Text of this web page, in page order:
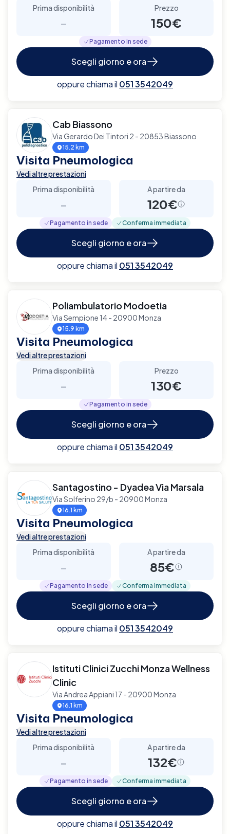
Prima disponibilità
-
Prezzo
150€
Pagamento in sede
Scegli giorno e ora
oppure chiama il 051 3542049
Cab Biassono
Via Gerardo Dei Tintori 2 - 20853 Biassono
15.2 km
Visita Pneumologica
Vedi altre prestazioni
Prima disponibilità
-
A partire da
120€
Pagamento in sede Conferma immediata
Scegli giorno e ora
oppure chiama il 051 3542049
Poliambulatorio Modoetia
Via Sempione 14 - 20900 Monza
15.9 km
Visita Pneumologica
Vedi altre prestazioni
Prima disponibilità
-
Prezzo
130€
Pagamento in sede
Scegli giorno e ora
oppure chiama il 051 3542049
Santagostino - Dyadea Via Marsala
Via Solferino 29/b - 20900 Monza
16.1 km
Visita Pneumologica
Vedi altre prestazioni
Prima disponibilità
-
A partire da
85€
Pagamento in sede Conferma immediata
Scegli giorno e ora
oppure chiama il 051 3542049
Istituti Clinici Zucchi Monza Wellness
Clinic
Via Andrea Appiani 17 - 20900 Monza
16.1 km
Visita Pneumologica
Vedi altre prestazioni
Prima disponibilità
-
A partire da
132€
Pagamento in sede Conferma immediata
Scegli giorno e ora
oppure chiama il 051 3542049